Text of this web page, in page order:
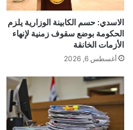
الاسدي: حسم الكابينة الوزارية يلزم
الحكومة بوضع سقوف زمنية لإنهاء
الأزمات الخانقة
أغسطس 6, 2026